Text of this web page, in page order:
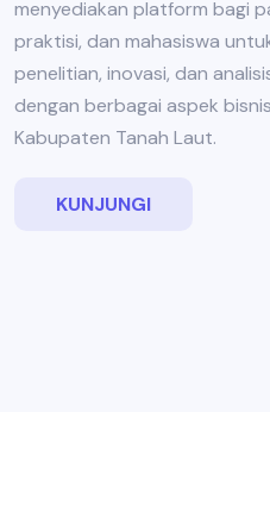
menyediakan platform bagi
praktisi, dan mahasiswa
penelitian, inovasi, dan
dengan berbagai aspek
Kabupaten Tanah Laut.
KUNJUNGI